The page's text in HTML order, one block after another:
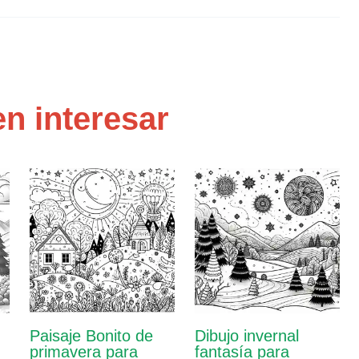
interesar
Paisaje Bonito de
primavera para
Dibujo invernal
fantasía para